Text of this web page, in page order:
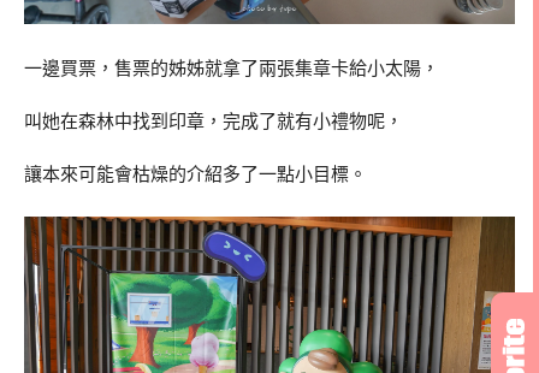
一邊買票，售票的姊姊就拿了兩張集章卡給小太陽，
叫她在森林中找到印章，完成了就有小禮物呢，
讓本來可能會枯燥的介紹多了一點小目標。